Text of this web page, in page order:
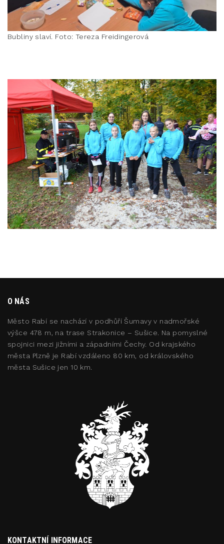
Bubliny slaví. Foto: Tereza Freidingerová
O NÁS
Město Rabí se nachází v podhůří Šumavy v nadmořské
výšce 478 m, na trase Strakonice – Sušice. Na pomyslné
spojnici mezi jižními a západními Čechy. Od krajského
města Plzně je Rabí vzdáleno 80 km, od královského
města Sušice jen 10 km.
KONTAKTNÍ INFORMACE